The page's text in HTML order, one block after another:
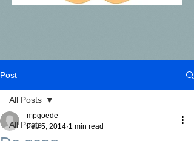
Post
All Posts
All Posts
mpgoede
Feb 5, 2014 1 min read